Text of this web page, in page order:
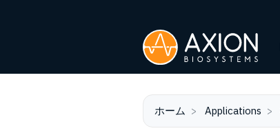
ホーム Applications